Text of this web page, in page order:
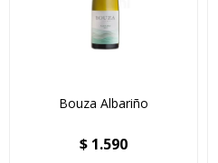
Bouza Albariño
$ 1.590